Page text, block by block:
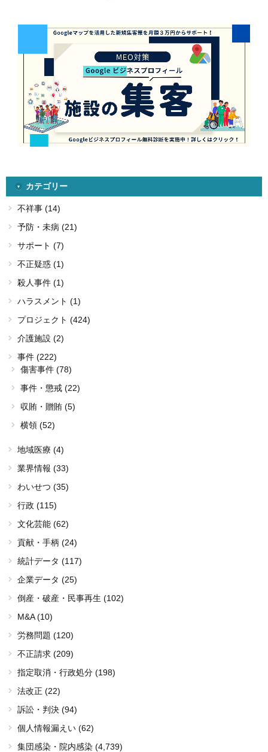
カテゴリー
不祥事 (14)
予防・未病 (21)
サポート (7)
不正疑惑 (1)
殺人事件 (1)
ハラスメント (1)
プロジェクト (424)
介護施設 (2)
事件 (222)
傷害事件 (78)
事件・懲戒 (22)
収賄・贈賄 (5)
横領 (52)
地域医療 (4)
業界情報 (33)
わいせつ (35)
行政 (115)
文化芸能 (62)
貢献・手柄 (24)
統計データ (117)
企業データ (25)
倒産・破産・民事再生 (102)
M&A (10)
労務問題 (120)
不正請求 (209)
指定取消・行政処分 (198)
法改正 (22)
訴訟・判決 (94)
個人情報漏えい (62)
集団感染・院内感染 (4,739)